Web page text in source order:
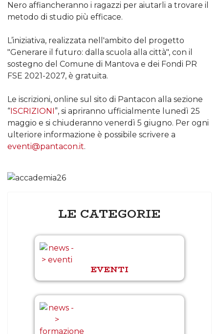
Nero affiancheranno i ragazzi per aiutarli a trovare il
metodo di studio più efficace.
L’iniziativa, realizzata nell'ambito del progetto
"Generare il futuro: dalla scuola alla città", con il
sostegno del Comune di Mantova e dei Fondi PR
FSE 2021-2027, è gratuita.
Le iscrizioni, online sul sito di Pantacon alla sezione
“ISCRIZIONI”, si apriranno ufficialmente lunedì 25
maggio e si chiuderanno venerdì 5 giugno. Per ogni
ulteriore informazione è possibile scrivere a
eventi@pantacon.it.
LE CATEGORIE
EVENTI